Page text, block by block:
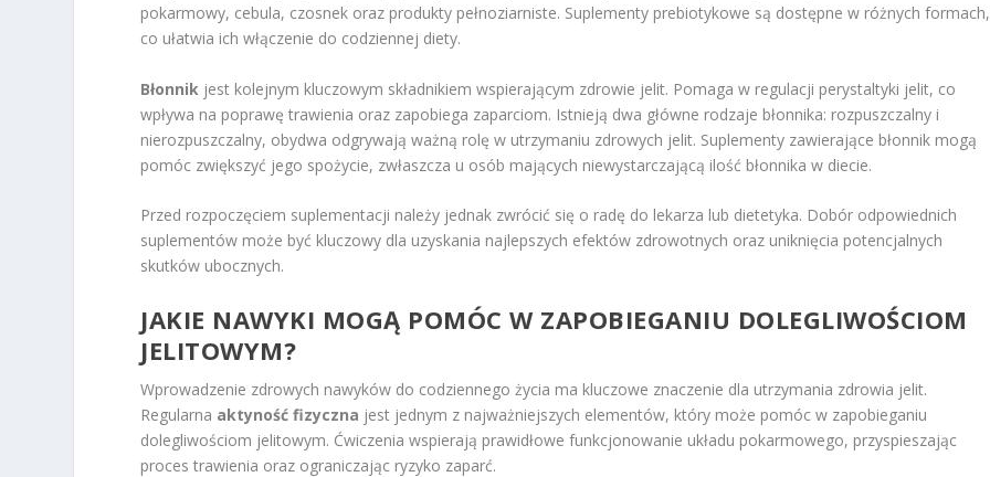
pokarmowy, cebula, czosnek oraz produkty pełnoziarniste. Suplementy prebiotykowe są dostępne w różnych formach,
co ułatwia ich włączenie do codziennej diety.
Błonnik jest kolejnym kluczowym składnikiem wspierającym zdrowie jelit. Pomaga w regulacji perystaltyki jelit, co
wpływa na poprawę trawienia oraz zapobiega zaparciom. Istnieją dwa główne rodzaje błonnika: rozpuszczalny i
nierozpuszczalny, obydwa odgrywają ważną rolę w utrzymaniu zdrowych jelit. Suplementy zawierające błonnik mogą
pomóc zwiększyć jego spożycie, zwłaszcza u osób mających niewystarczającą ilość błonnika w diecie.
Przed rozpoczęciem suplementacji należy jednak zwrócić się o radę do lekarza lub dietetyka. Dobór odpowiednich
suplementów może być kluczowy dla uzyskania najlepszych efektów zdrowotnych oraz uniknięcia potencjalnych
skutków ubocznych.
JAKIE NAWYKI MOGĄ POMÓC W ZAPOBIEGANIU DOLEGLIWOŚCIOM
JELITOWYM?
Wprowadzenie zdrowych nawyków do codziennego życia ma kluczowe znaczenie dla utrzymania zdrowia jelit.
Regularna aktyność fizyczna jest jednym z najważniejszych elementów, który może pomóc w zapobieganiu
dolegliwościom jelitowym. Ćwiczenia wspierają prawidłowe funkcjonowanie układu pokarmowego, przyspieszając
proces trawienia oraz ograniczając ryzyko zaparć.